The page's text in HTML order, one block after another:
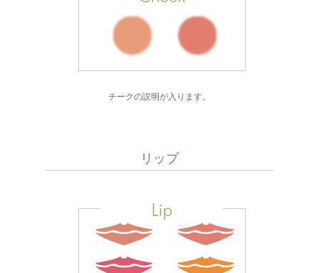
チークの説明が入ります。
リップ